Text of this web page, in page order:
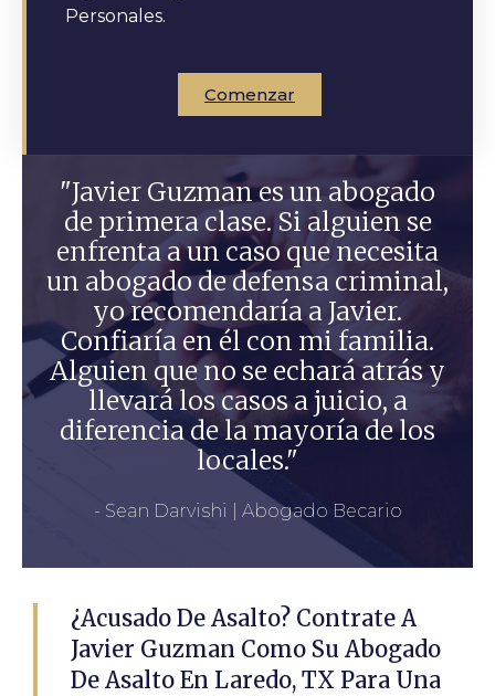
Personales.
Comenzar
"Javier Guzman es un abogado
de primera clase. Si alguien se
enfrenta a un caso que necesita
un abogado de defensa criminal,
yo recomendaría a Javier.
Confiaría en él con mi familia.
Alguien que no se echará atrás y
llevará los casos a juicio, a
diferencia de la mayoría de los
locales."
- Sean Darvishi | Abogado Becario
¿Acusado De Asalto? Contrate A
Javier Guzman Como Su Abogado
De Asalto En Laredo, TX Para Una